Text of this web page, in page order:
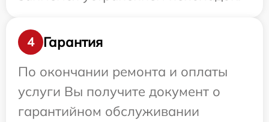
4
Гарантия
По окончании ремонта и оплаты
услуги Вы получите документ о
гарантийном обслуживании